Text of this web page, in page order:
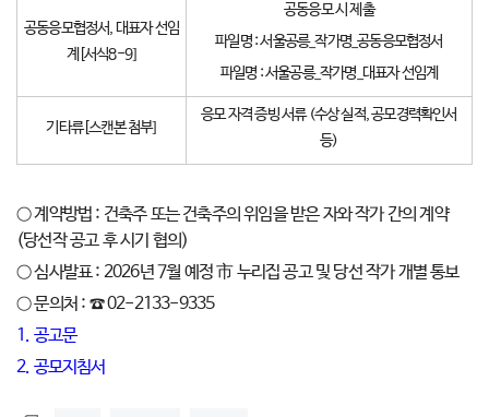
공동응모협정서, 대표자 선임
계[서식8-9]
공동응모 시 제출
파일명 : 서울공릉_작가명_공동응모협정서
파일명 : 서울공릉_작가명_대표자 선임계
기타류[스캔본 첨부]
응모 자격 증빙 서류 (수상 실적, 공모경력확인서
등)
○ 계약방법 : 건축주 또는 건축주의 위임을 받은 자와 작가 간의 계약
(당선작 공고 후 시기 협의)
○ 심사발표 : 2026년 7월 예정 市 누리집 공고 및 당선 작가 개별 통보
○ 문의처 : ☎ 02-2133-9335
1. 공고문
2. 공모지침서